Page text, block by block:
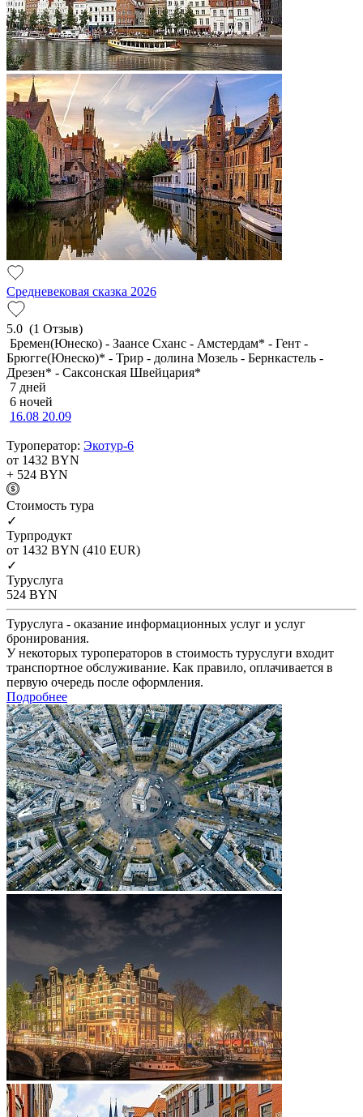
Средневековая сказка 2026
5.0 (1 Отзыв)
Бремен(Юнеско) - Заансе Сханс - Амстердам* - Гент -
Брюгге(Юнеско)* - Трир - долина Мозель - Бернкастель -
Дрезен* - Саксонская Швейцария*
7 дней
6 ночей
16.08 20.09
Туроператор: Экотур-6
от 1432 BYN
+ 524 BYN
Cтоимость тура
✓
Турпродукт
от 1432 BYN (410 EUR)
✓
Туруслуга
524 BYN
Туруслуга - оказание информационных услуг и услуг
бронирования.
У некоторых туроператоров в стоимость туруслуги входит
транспортное обслуживание. Как правило, оплачивается в
первую очередь после оформления.
Подробнее